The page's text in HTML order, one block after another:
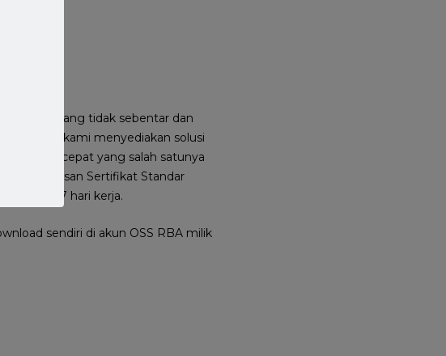
kerja yang tidak sebentar dan
So ! kami menyediakan solusi
proses cepat yang salah satunya
Pengurusan Sertifikat Standar
dari 7 hari kerja.
sendiri di akun OSS RBA milik